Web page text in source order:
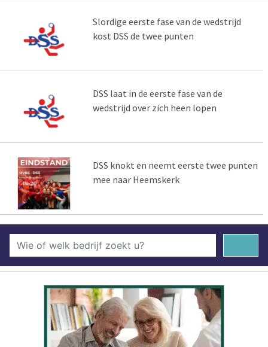
Slordige eerste fase van de wedstrijd
kost DSS de twee punten
DSS laat in de eerste fase van de
wedstrijd over zich heen lopen
DSS knokt en neemt eerste twee punten
mee naar Heemskerk